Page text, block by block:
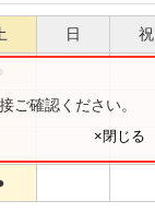
日 祝
ご確認ください。
×閉じる